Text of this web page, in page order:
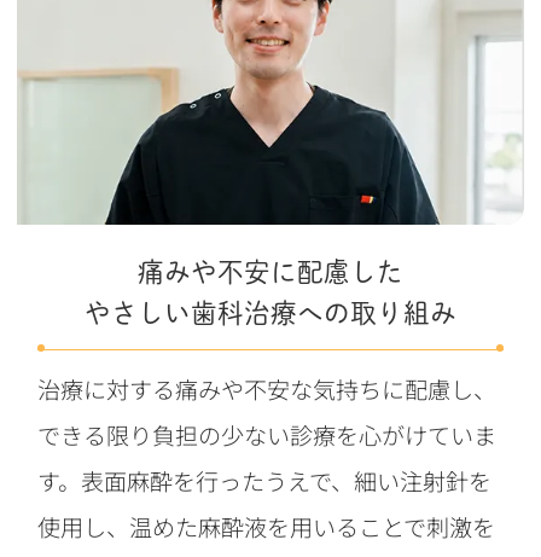
痛みや不安に配慮した
やさしい歯科治療への取り組み
治療に対する痛みや不安な気持ちに配慮し、
できる限り負担の少ない診療を心がけていま
す。表面麻酔を行ったうえで、細い注射針を
使用し、温めた麻酔液を用いることで刺激を